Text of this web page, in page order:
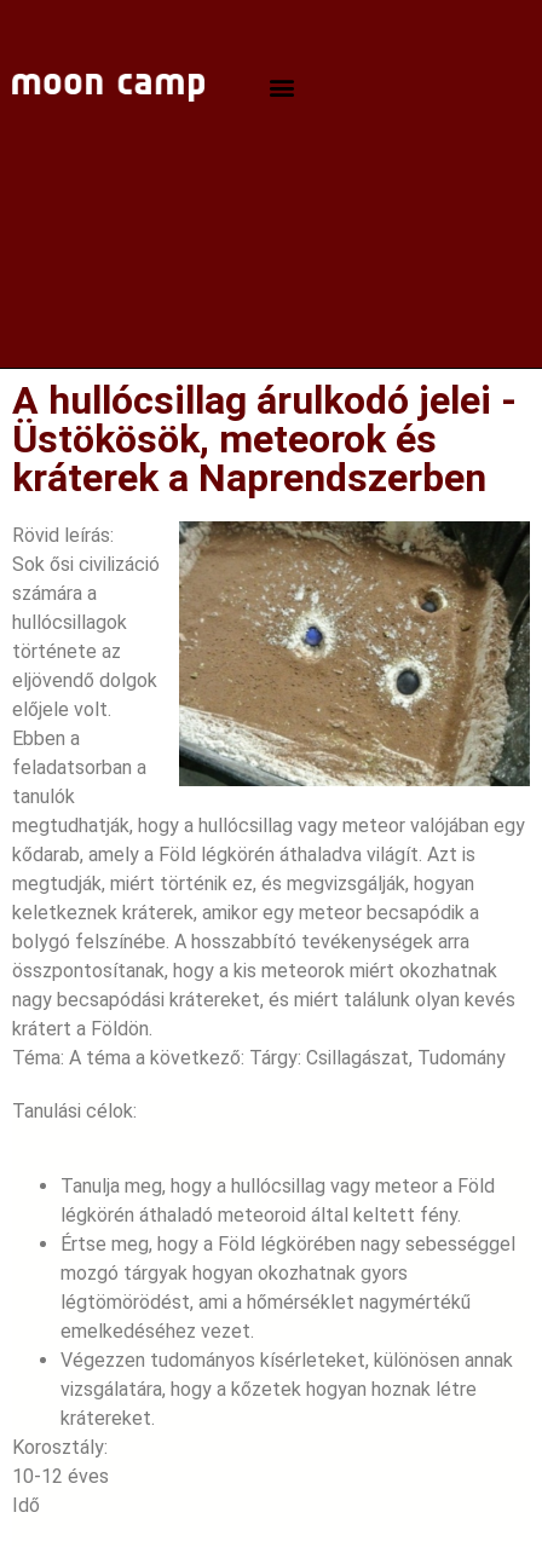
A hullócsillag árulkodó jelei -
Üstökösök, meteorok és
kráterek a Naprendszerben
Rövid leírás:
Sok ősi civilizáció
számára a
hullócsillagok
története az
eljövendő dolgok
előjele volt.
Ebben a
feladatsorban a
tanulók
megtudhatják, hogy a hullócsillag vagy meteor valójában egy
kődarab, amely a Föld légkörén áthaladva világít. Azt is
megtudják, miért történik ez, és megvizsgálják, hogyan
keletkeznek kráterek, amikor egy meteor becsapódik a
bolygó felszínébe. A hosszabbító tevékenységek arra
összpontosítanak, hogy a kis meteorok miért okozhatnak
nagy becsapódási krátereket, és miért találunk olyan kevés
krátert a Földön.
Téma: A téma a következő: Tárgy: Csillagászat, Tudomány
Tanulási célok:
Tanulja meg, hogy a hullócsillag vagy meteor a Föld
légkörén áthaladó meteoroid által keltett fény.
Értse meg, hogy a Föld légkörében nagy sebességgel
mozgó tárgyak hogyan okozhatnak gyors
légtömörödést, ami a hőmérséklet nagymértékű
emelkedéséhez vezet.
Végezzen tudományos kísérleteket, különösen annak
vizsgálatára, hogy a kőzetek hogyan hoznak létre
krátereket.
Korosztály:
10-12 éves
Idő